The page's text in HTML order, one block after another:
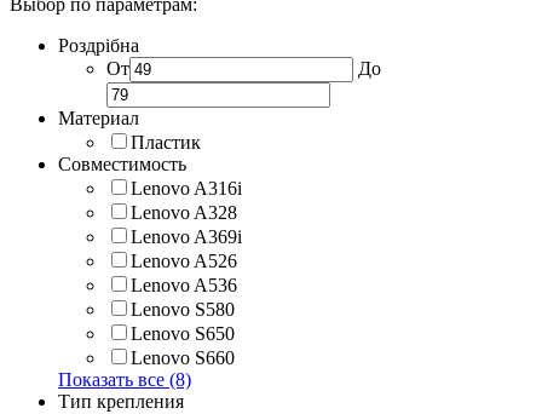
Роздрібна
От
До
Материал
Пластик
Совместимость
Lenovo A316i
Lenovo A328
Lenovo A369i
Lenovo A526
Lenovo A536
Lenovo S580
Lenovo S650
Lenovo S660
Показать все (8)
Тип крепления